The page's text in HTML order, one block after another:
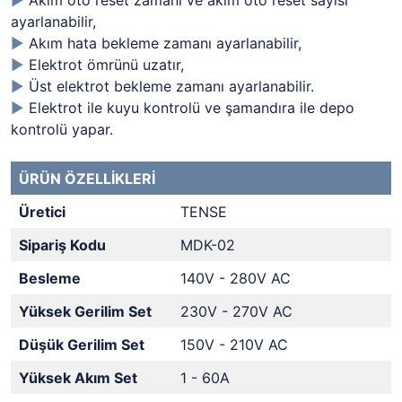
ayarlanabilir,
► Akım hata bekleme zamanı ayarlanabilir,
► Elektrot ömrünü uzatır,
► Üst elektrot bekleme zamanı ayarlanabilir.
► Elektrot ile kuyu kontrolü ve şamandıra ile depo
kontrolü yapar.
ÜRÜN ÖZELLİKLERİ
Üretici
TENSE
Sipariş Kodu
MDK-02
Besleme
140V - 280V AC
Yüksek Gerilim Set
230V - 270V AC
Düşük Gerilim Set
150V - 210V AC
Yüksek Akım Set
1 - 60A